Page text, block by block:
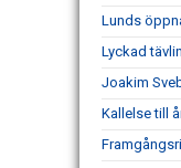
Lunds
Lyckad
Joakim
Kallelse till